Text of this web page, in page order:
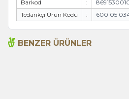
Barkod
:
Tedarikçi Ürün Kodu
: 600 05
BENZER ÜRÜNLER